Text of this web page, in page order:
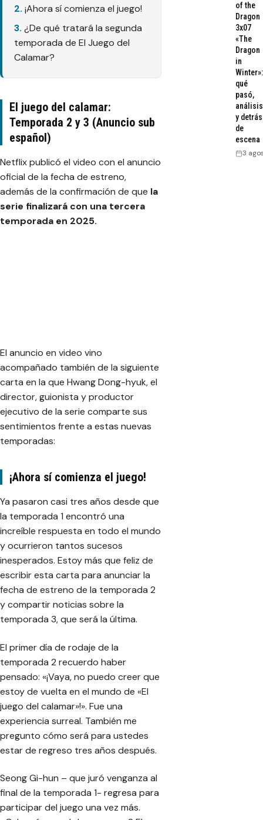
¡Ahora sí comienza el juego!
¿De qué tratará la segunda
temporada de El Juego del
Calamar?
El juego del calamar:
Temporada 2 y 3 (Anuncio sub
español)
Netflix publicó el video con el anuncio
oficial de la fecha de estreno,
además de la confirmación de que la
serie finalizará con una tercera
temporada en 2025.
El anuncio en video vino
acompañado también de la siguiente
carta en la que Hwang Dong-hyuk, el
director, guionista y productor
ejecutivo de la serie comparte sus
sentimientos frente a estas nuevas
temporadas:
¡Ahora sí comienza el juego!
Ya pasaron casi tres años desde que
la temporada 1 encontró una
increíble respuesta en todo el mundo
y ocurrieron tantos sucesos
inesperados. Estoy más que feliz de
escribir esta carta para anunciar la
fecha de estreno de la temporada 2
y compartir noticias sobre la
temporada 3, que será la última.
El primer día de rodaje de la
temporada 2 recuerdo haber
pensado: «¡Vaya, no puedo creer que
estoy de vuelta en el mundo de «El
juego del calamar»!». Fue una
experiencia surreal. También me
pregunto cómo será para ustedes
estar de regreso tres años después.
Seong Gi-hun – que juró venganza al
final de la temporada 1- regresa para
participar del juego una vez más.
of the
Dragon
3x07
«The
Dragon
in
Winter»:
qué
pasó,
análisis
y detrás
de
escena
3